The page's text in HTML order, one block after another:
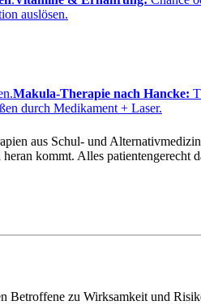
auslösen.
Makula-Therapie nach Hancke:
durch Medikament + Laser.
aus Schul- und
kommt. Alles patientengerecht
Betroffene zu Wirksamkeit und